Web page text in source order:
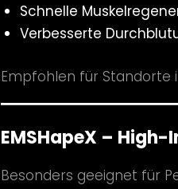
Schnelle
Verbesserte
Empfohlen für Standorte
EMSHapeX –
Besonders geeignet für